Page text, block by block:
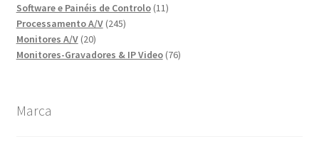
Software e Painéis de Controlo 1111
Processamento A/V 245245
Monitores A/V 2020
produtos
Monitores-Gravadores & IP Video 7676
Marca